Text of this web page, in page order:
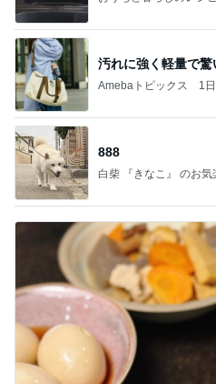
汚れに強く軽量で
Amebaトピックス 1
888
白柴 『きなこ』 のお気